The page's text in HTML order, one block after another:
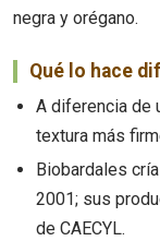
negra y orégano.
Qué lo hace
A diferencia de
textura más
Biobardales
2001; sus
de CAECYL.